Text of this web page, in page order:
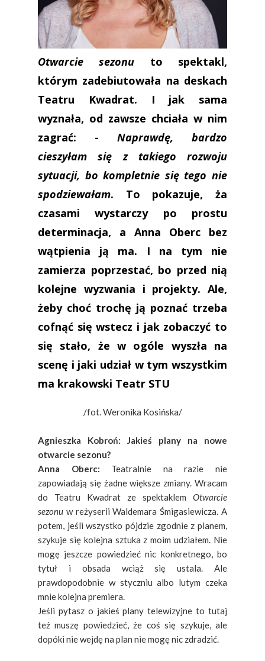
Otwarcie sezonu to spektakl,
którym zadebiutowała na deskach
Teatru Kwadrat. I jak sama
wyznała, od zawsze chciała w nim
zagrać: - Naprawdę, bardzo
cieszyłam się z takiego rozwoju
sytuacji, bo kompletnie się tego nie
spodziewałam. To pokazuje, ża
czasami wystarczy po prostu
determinacja, a Anna Oberc bez
wątpienia ją ma. I na tym nie
zamierza poprzestać, bo przed nią
kolejne wyzwania i projekty. Ale,
żeby choć trochę ją poznać trzeba
cofnąć się wstecz i jak zobaczyć to
się stało, że w ogóle wyszła na
scenę i jaki udział w tym wszystkim
ma krakowski Teatr STU
/fot. Weronika Kosińska/
Agnieszka Kobroń: Jakieś plany na nowe
otwarcie sezonu?
Anna Oberc: Teatralnie na razie nie
zapowiadają się żadne większe zmiany. Wracam
do Teatru Kwadrat ze spektaklem Otwarcie
sezonu w reżyserii Waldemara Śmigasiewicza. A
potem, jeśli wszystko pójdzie zgodnie z planem,
szykuje się kolejna sztuka z moim udziałem. Nie
mogę jeszcze powiedzieć nic konkretnego, bo
tytuł i obsada wciąż się ustala. Ale
prawdopodobnie w styczniu albo lutym czeka
mnie kolejna premiera.
Jeśli pytasz o jakieś plany telewizyjne to tutaj
też muszę powiedzieć, że coś się szykuje, ale
dopóki nie wejdę na plan nie mogę nic zdradzić.